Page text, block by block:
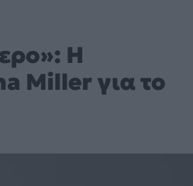
Η
Miller για το